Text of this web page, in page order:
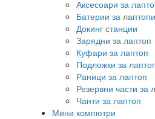
Аксесоари за
Батерии за лаптопи
Докинг станции
Зарядни за лаптоп
Куфари за лаптоп
Подложки за
Раници за лаптоп
Резервни части за
Чанти за лаптоп
Мини компютри